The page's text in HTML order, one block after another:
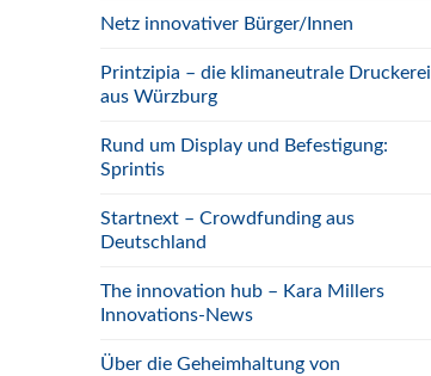
Netz innovativer Bürger/Innen
Printzipia – die klimaneutrale Druckerei
aus Würzburg
Rund um Display und Befestigung:
Sprintis
Startnext – Crowdfunding aus
Deutschland
The innovation hub – Kara Millers
Innovations-News
Über die Geheimhaltung von